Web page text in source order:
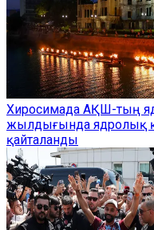
Хиросимада АҚШ-тың
жылдығында ядролық
қайталанды